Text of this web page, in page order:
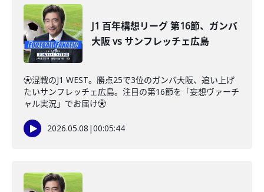
J1 百年構想リーグ 第16節、ガンバ
大阪 vs サンフレッチェ広島
⚽️混戦のJ1 WEST。勝点25で3位のガンバ大阪、追い上げ
たいサンフレッチェ広島。注目の第16節を「妄想ヴァーチ
ャル実況」でお届け⚽️
2026.05.08 |00:05:44